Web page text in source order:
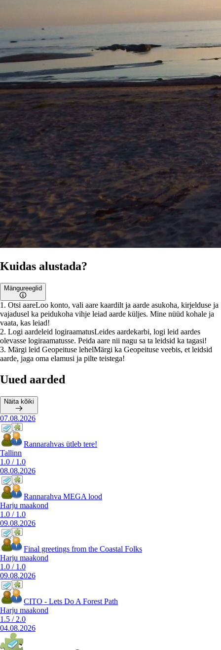
Kuidas alustada?
Mängureeglid
1 . Otsi aareLoo konto, vali aare kaardilt ja aarde asukoha, kirjelduse ja
vajadusel ka peidukoha vihje leiad aarde küljes. Mine nüüd kohale ja
vaata, kas leiad!
2. Logi aardeleid logiraamatusLeides aardekarbi, logi leid aardes
olevasse logiraamatusse. Peida aare nii nagu sa ta leidsid ka tagasi!
3. Märgi leid Geopeituse lehelMärgi ka Geopeituse veebis, et leidsid
aarde, jaga oma elamusi ja pilte teistega!
Uued aarded
Näita kõiki
07.08.2026
Rannarahvas ütleb tere!
Tallinn
1.0 / 1.0
08.08.2026
Rannarahva MEGA lood
Harju maakond
1.0 / 1.0
09.08.2026
Final greetings from the Coastal Folks
Harju maakond
1.0 / 1.0
09.08.2026
CITO - Lets Do A Forest Path
Harju maakond
1.5 / 2.0
04.08.2026